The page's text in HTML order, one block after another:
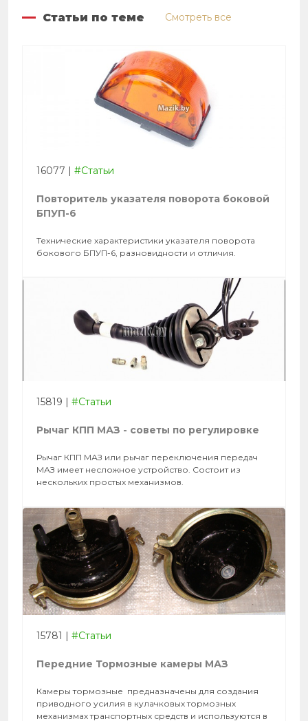
Статьи по теме Смотреть все
16077 | #Статьи
Повторитель указателя поворота боковой
БПУП-6
Технические характеристики указателя поворота
бокового БПУП-6, разновидности и отличия.
15819 | #Статьи
Рычаг КПП МАЗ - советы по регулировке
Рычаг КПП МАЗ или рычаг переключения передач
МАЗ имеет несложное устройство. Состоит из
нескольких простых механизмов.
15781 | #Статьи
Передние Тормозные камеры МАЗ
Камеры тормозные предназначены для создания
приводного усилия в кулачковых тормозных
механизмах транспортных средств и используются в